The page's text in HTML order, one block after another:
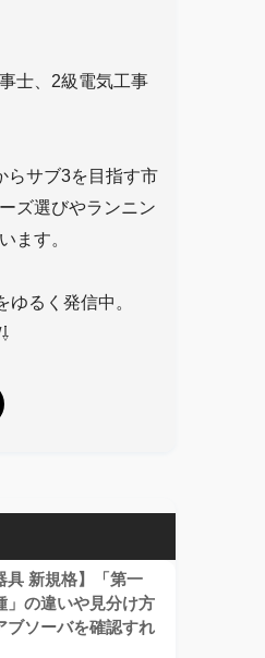
士、2級電気工事
らサブ3を目指す市
ズ選びやランニン
ます。
るく発信中。
具 新規格】「第一
」の違いや見分け方
ブソーバを確認すれ